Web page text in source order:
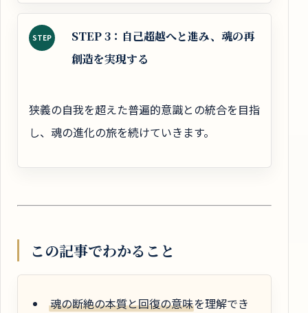
STEP
STEP 3：自己超越へと進み、魂の再
創造を実現する
狭義の自我を超えた普遍的意識との統合を目指
し、魂の進化の旅を続けていきます。
この記事でわかること
魂の断絶の本質と回復の意味を理解でき